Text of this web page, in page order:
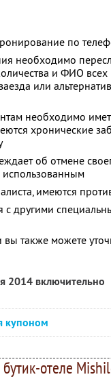
по
необходимо
и ФИО всех
или
необходимо
хронические
об отмене
использованным
имеются
с другими
также можете
2014 включительно
купоном
отеле